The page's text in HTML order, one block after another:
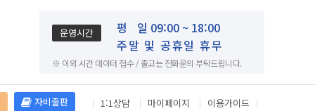
운영시간 평
일 09:00 ~ 18:00
주말 및 공휴일 휴무
※ 이외 시간 데이터 접수 / 출고는 전화문의 부탁드립니다.
자비출판 1:1상담 마이페이지 이용가이드